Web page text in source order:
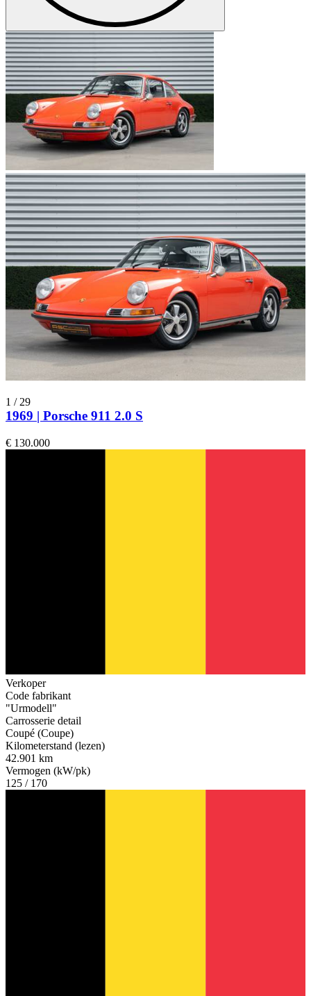
1 / 29
1969 | Porsche 911 2.0 S
€ 130.000
Verkoper
Code fabrikant
"Urmodell"
Carrosserie detail
Coupé (Coupe)
Kilometerstand (lezen)
42.901 km
Vermogen (kW/pk)
125 / 170